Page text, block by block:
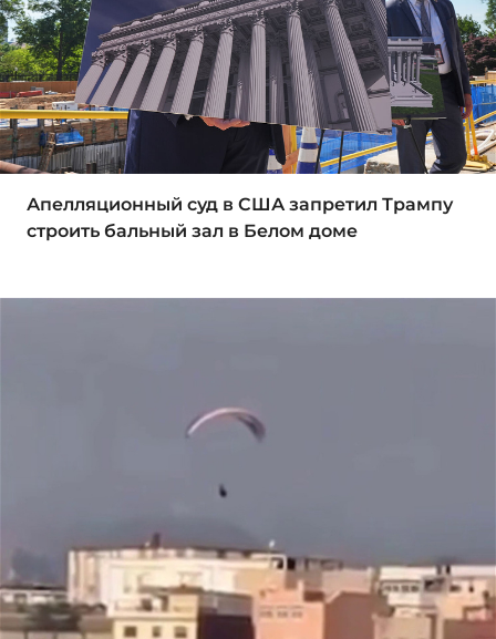
Апелляционный суд в США запретил Трампу
строить бальный зал в Белом доме